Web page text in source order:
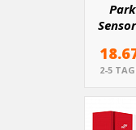
2-5